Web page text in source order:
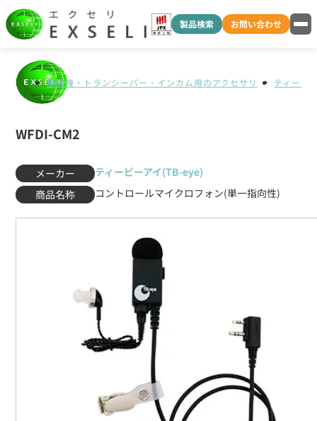
製品検索 お問い合わせ
無線機・トランシーバー・インカム用のアクセサリ ティービ
WFDI-CM2
メーカー
ティービーアイ(TB-eye)
商品名称
コントロールマイクロフォン(単一指向性)